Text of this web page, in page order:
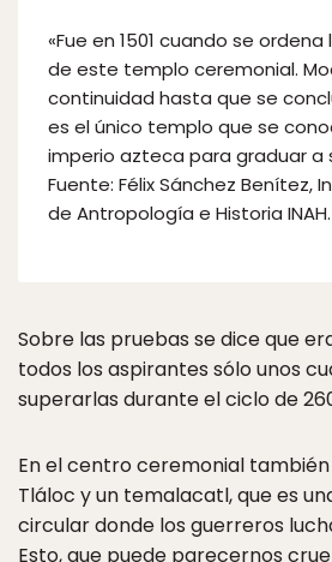
«Fue en 1501 cuando se
de este templo ceremonial.
continuidad hasta que se
es el único templo que se
imperio azteca para graduar a
Fuente: Félix Sánchez Benítez,
de Antropología e Historia INAH.
Sobre las pruebas se dice que
todos los aspirantes sólo unos
superarlas durante el ciclo de
En el centro ceremonial
Tláloc y un temalacatl, que es
circular donde los guerreros
Esto, que puede parecernos